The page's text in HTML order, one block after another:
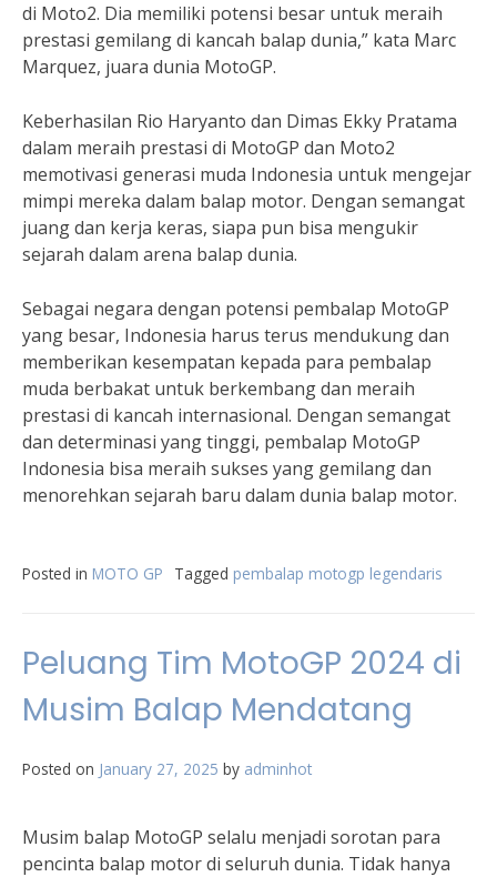
di Moto2. Dia memiliki potensi besar untuk meraih
prestasi gemilang di kancah balap dunia,” kata Marc
Marquez, juara dunia MotoGP.
Keberhasilan Rio Haryanto dan Dimas Ekky Pratama
dalam meraih prestasi di MotoGP dan Moto2
memotivasi generasi muda Indonesia untuk mengejar
mimpi mereka dalam balap motor. Dengan semangat
juang dan kerja keras, siapa pun bisa mengukir
sejarah dalam arena balap dunia.
Sebagai negara dengan potensi pembalap MotoGP
yang besar, Indonesia harus terus mendukung dan
memberikan kesempatan kepada para pembalap
muda berbakat untuk berkembang dan meraih
prestasi di kancah internasional. Dengan semangat
dan determinasi yang tinggi, pembalap MotoGP
Indonesia bisa meraih sukses yang gemilang dan
menorehkan sejarah baru dalam dunia balap motor.
Posted in MOTO GP Tagged pembalap motogp legendaris
Peluang Tim MotoGP 2024 di
Musim Balap Mendatang
Posted on January 27, 2025 by adminhot
Musim balap MotoGP selalu menjadi sorotan para
pencinta balap motor di seluruh dunia. Tidak hanya